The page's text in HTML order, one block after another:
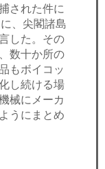
された件に
、尖閣諸島
した。その
数十か所の
もボイコッ
し続ける場
械にメーカ
うにまとめ